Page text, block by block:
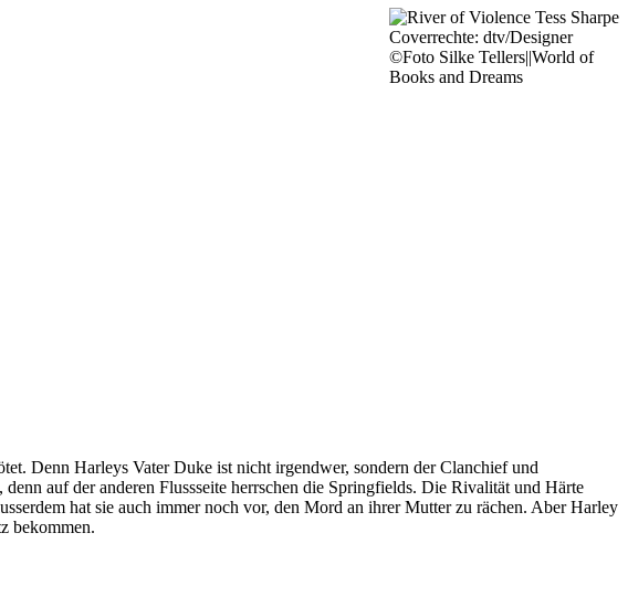
Coverrechte: dtv/Designer
©Foto Silke Tellers||World of
Books and Dreams
Denn Harleys Vater Duke ist nicht irgendwer, sondern der Clanchief und
auf der anderen Flussseite herrschen die Springfields. Die Rivalität und Härte
hat sie auch immer noch vor, den Mord an ihrer Mutter zu rächen. Aber Harley
bekommen.